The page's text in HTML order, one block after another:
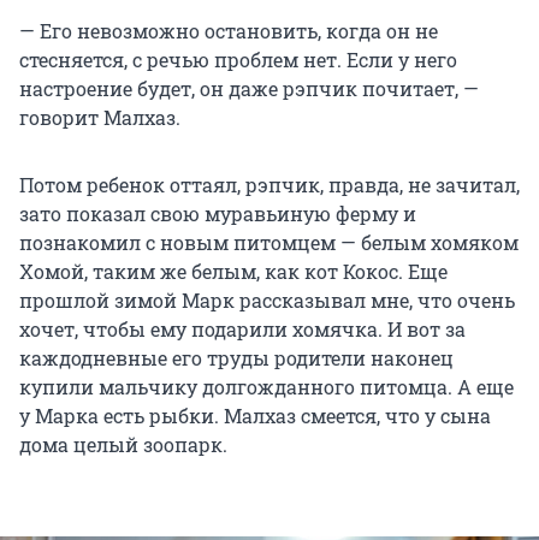
— Его невозможно остановить, когда он не
стесняется, с речью проблем нет. Если у него
настроение будет, он даже рэпчик почитает, —
говорит Малхаз.
Потом ребенок оттаял, рэпчик, правда, не зачитал,
зато показал свою муравьиную ферму и
познакомил с новым питомцем — белым хомяком
Хомой, таким же белым, как кот Кокос. Еще
прошлой зимой Марк рассказывал мне, что очень
хочет, чтобы ему подарили хомячка. И вот за
каждодневные его труды родители наконец
купили мальчику долгожданного питомца. А еще
у Марка есть рыбки. Малхаз смеется, что у сына
дома целый зоопарк.